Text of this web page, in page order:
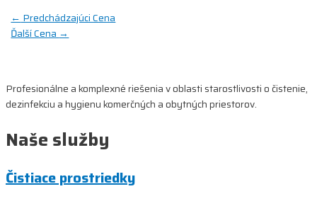
← Predchádzajúci Cena
Ďalší Cena →
Profesionálne a komplexné riešenia v oblasti starostlivosti o čistenie,
dezinfekciu a hygienu komerčných a obytných priestorov.
Naše služby
Čistiace prostriedky